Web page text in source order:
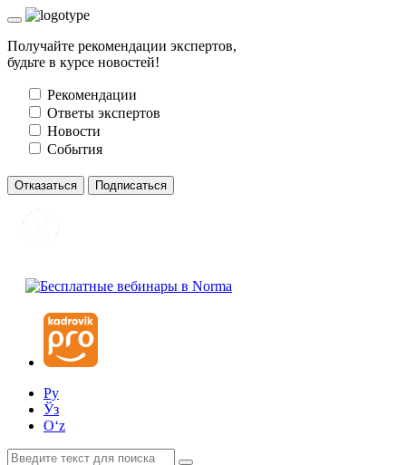
Получайте рекомендации экспертов,
будьте в курсе новостей!
Рекомендации
Ответы экспертов
Новости
События
Отказаться Подписаться
Ру
Ўз
Oʻz